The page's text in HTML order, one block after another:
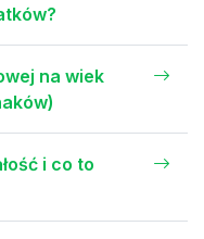
na wiek
i co to